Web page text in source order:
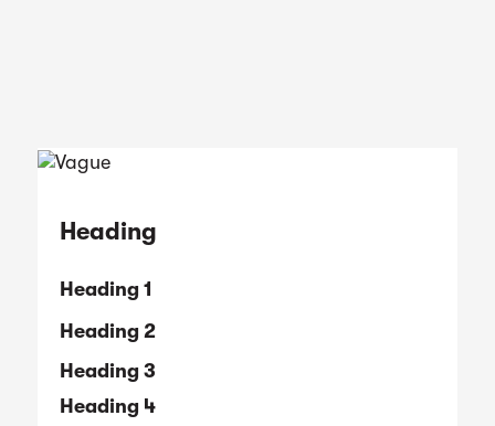
Heading
Heading 1
Heading 2
Heading 3
Heading 4